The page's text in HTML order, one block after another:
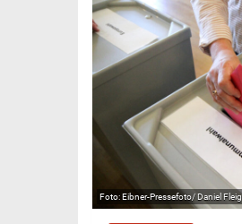
Eibner-Pressefoto/ Daniel Fleig